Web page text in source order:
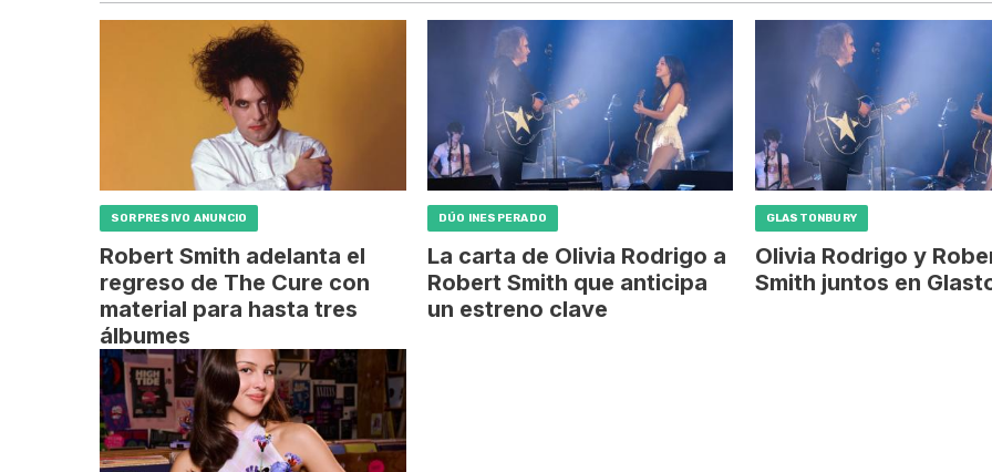
SORPRESIVO ANUNCIO
Robert Smith adelanta el
regreso de The Cure con
material para hasta tres
álbumes
DÚO INESPERADO
La carta de Olivia Rodrigo a
Robert Smith que anticipa
un estreno clave
GLASTONBURY
Olivia Rodrigo y
Smith juntos en